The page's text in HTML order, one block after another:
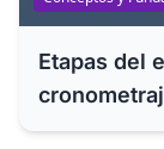
Etapas del